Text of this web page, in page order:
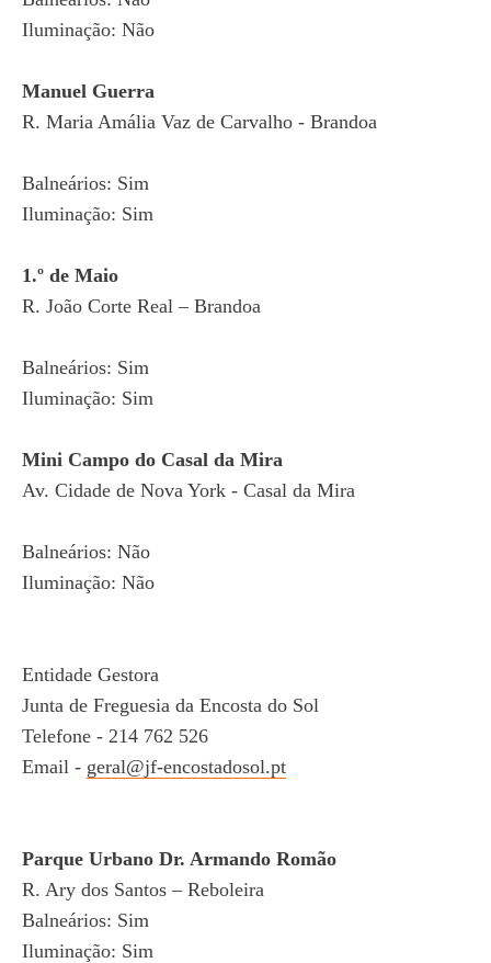
Iluminação: Não
Manuel Guerra
R. Maria Amália Vaz de Carvalho - Brandoa
Balneários: Sim
Iluminação: Sim
1.º de Maio
R. João Corte Real – Brandoa
Balneários: Sim
Iluminação: Sim
Mini Campo do Casal da Mira
Av. Cidade de Nova York - Casal da Mira
Balneários: Não
Iluminação: Não
Entidade Gestora
Junta de Freguesia da Encosta do Sol
Telefone - 214 762 526
Email - geral@jf-encostadosol.pt
Parque Urbano Dr. Armando Romão
R. Ary dos Santos – Reboleira
Balneários: Sim
Iluminação: Sim